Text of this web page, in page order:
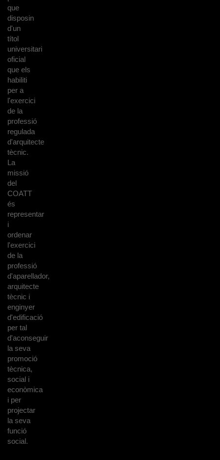
que
disposin
d'un
títol
universitari
oficial
que els
habiliti
per a
l'exercici
de la
professió
regulada
d'arquitecte
tècnic.
La
missió
del
COATT
és
representar
i
ordenar
l'exercici
de la
professió
d'aparellador,
arquitecte
tècnic i
enginyer
d'edificació
per tal
d'aconseguir
la seva
promoció
tècnica,
social i
econòmica
i per
projectar
la seva
funció
social.